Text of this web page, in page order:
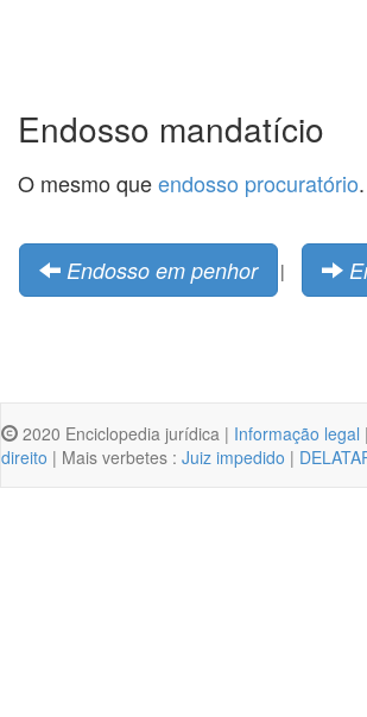
Endosso mandatício
O mesmo queendosso procuratório.
Endosso em penhor |
2020 Enciclopedia jurídica | Informação legal |
direito | Mais verbetes : Juiz impedido |